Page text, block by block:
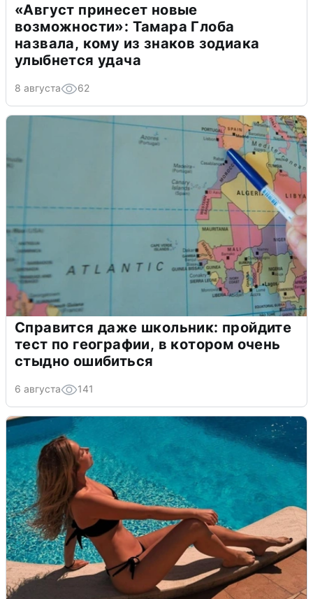
«Август принесет новые
возможности»: Тамара Глоба
назвала, кому из знаков зодиака
улыбнется удача
8 августа 62
Справится даже школьник: пройдите
тест по географии, в котором очень
стыдно ошибиться
6 августа 141